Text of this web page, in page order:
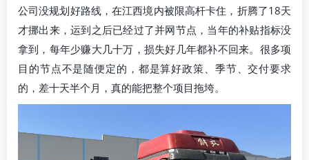
公司没规划好路线，在江西境内被限高杆卡住，折腾了18天
才挪出来，运到之后已经过了并网节点，当年的补贴指标没
拿到，每年少赚大几十万，损失好几年都补不回来。很多项
目的节点不是随便定的，都是算好政策、季节、交付要求
的，差十天半个月，真的能把整个项目拖垮。